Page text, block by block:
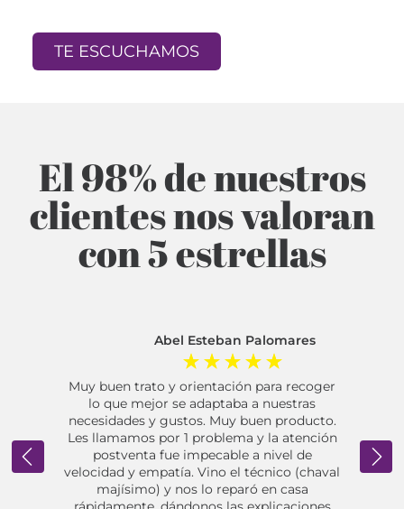
TE ESCUCHAMOS
El 98% de nuestros
clientes nos valoran
con 5 estrellas
Abel Esteban Palomares
Muy buen trato y orientación para recoger
lo que mejor se adaptaba a nuestras
necesidades y gustos. Muy buen producto.
Les llamamos por 1 problema y la atención
postventa fue impecable a nivel de
velocidad y empatía. Vino el técnico (chaval
majísimo) y nos lo reparó en casa
un